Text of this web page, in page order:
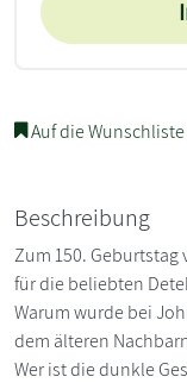
Auf die Wunschliste
Beschreibung
Zum 150.
für die beliebten
Warum wurde bei
dem älteren
Wer ist die dunkle